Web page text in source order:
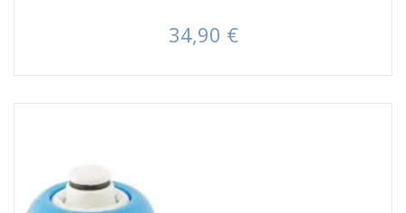
Prezzo
34,90 €